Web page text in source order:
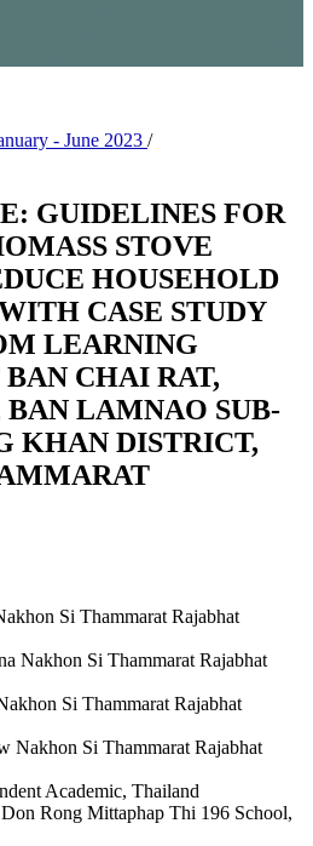
- June 2023 /
GUIDELINES FOR
STOVE
HOUSEHOLD
CASE STUDY
LEARNING
BAN CHAI RAT,
LAMNAO SUB-
KHAN DISTRICT,
Si Thammarat Rajabhat
Nakhon Si Thammarat Rajabhat
Si Thammarat Rajabhat
Nakhon Si Thammarat Rajabhat
Academic, Thailand
Rong Mittaphap Thi 196 School,